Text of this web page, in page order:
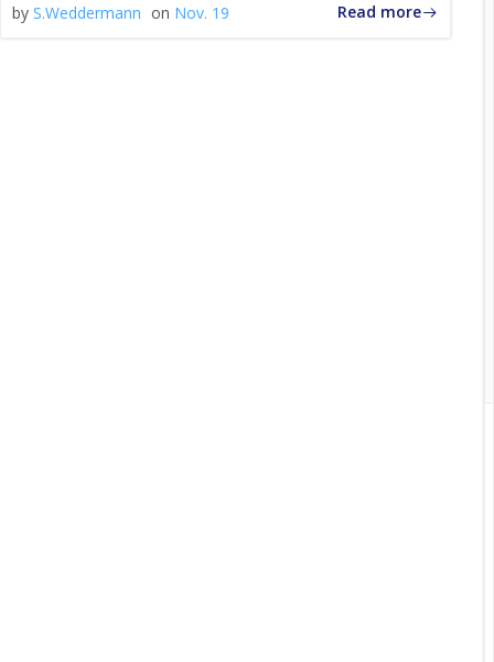
by S.Weddermann on Nov. 19 Read more